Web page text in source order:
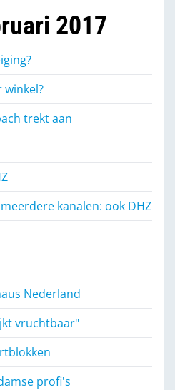
2017
trekt aan
kanalen: ook DHZ
Nederland
vruchtbaar"
profi's